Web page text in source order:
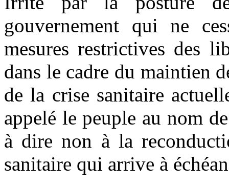
gouvernement qui ne
mesures restrictives des
dans le cadre du maintien
de la crise sanitaire
appelé le peuple au nom
à dire non à la
sanitaire qui arrive à